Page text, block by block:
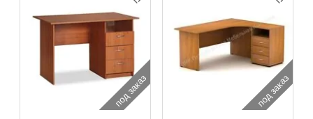
под заказ под заказ